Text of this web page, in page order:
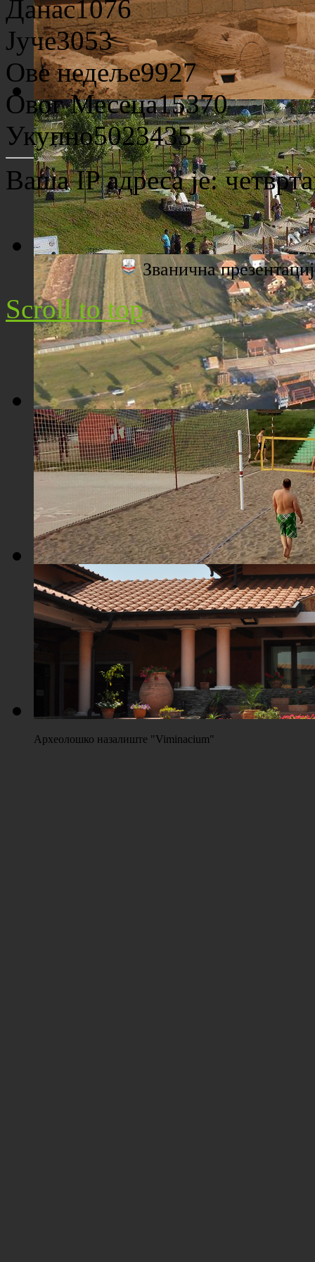
Археолошко налазиште "Viminacium"
Плажа "Топољар" - Поглед са торња
Плажа "Топољар" - Поглед из ваздуха
Плажа "Топољар" - Терени на песку
Археолошко назалиште "Viminacium"
Данас1076
Јуче3053
Ове недеље9927
Овог Месеца15370
Укупно5023435
Ваша IP адреса је:
Званична
Scroll to top